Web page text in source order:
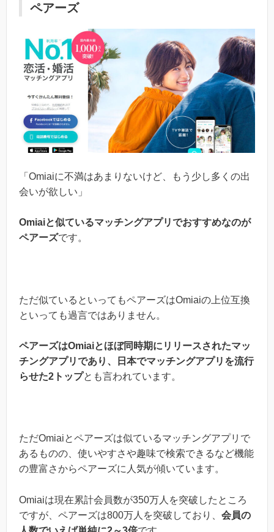
ペアーズ
「Omiaiに不満はあまりないけど、もう少し多くの出
会いが欲しい」
Omiaiと似ているマッチングアプリでおすすめなのが
ペアーズです。
ただ似ているといってもペアーズはOmiaiの上位互換
といっても過言ではありません。
ペアーズはOmiaiとほぼ同時期にリリースされたマッ
チングアプリであり、日本でマッチングアプリを流行
らせた2トップとも言われています。
ただOmiaiとペアーズは似ているマッチングアプリで
あるものの、使いやすさや趣味で検索できるなど機能
の豊富さからペアーズに人気が傾いています。
Omiaiは現在累計会員数が350万人を突破したところ
ですが、ペアーズは800万人を突破しており、 会員の